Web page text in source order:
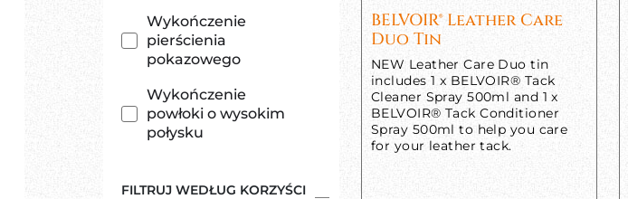
Wykończenie
pierścienia
pokazowego
Wykończenie
powłoki o wysokim
połysku
FILTRUJ WEDŁUG KORZYŚCI
BELVOIR® Leather Care
Duo Tin
NEW Leather Care Duo tin
includes 1 x BELVOIR® Tack
Cleaner Spray 500ml and 1 x
BELVOIR® Tack Conditioner
Spray 500ml to help you care
for your leather tack.